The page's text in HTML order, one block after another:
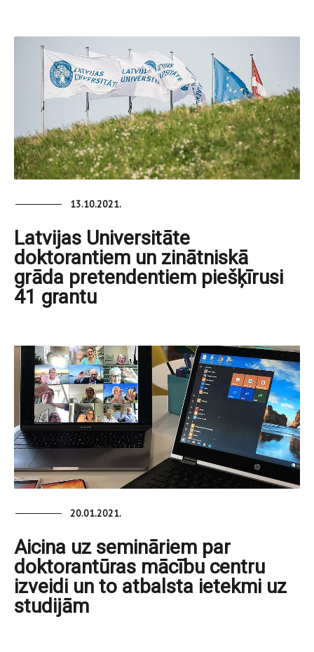
13.10.2021.
Latvijas Universitāte
doktorantiem un zinātniskā
grāda pretendentiem piešķīrusi
41 grantu
20.01.2021.
Aicina uz semināriem par
doktorantūras mācību centru
izveidi un to atbalsta ietekmi uz
studijām